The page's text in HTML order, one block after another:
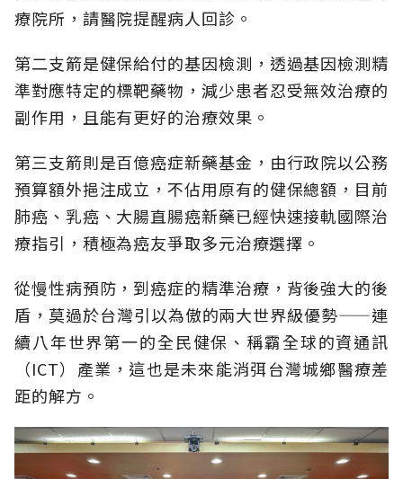
療院所，請醫院提醒病人回診。
第二支箭是健保給付的基因檢測，透過基因檢測精
準對應特定的標靶藥物，減少患者忍受無效治療的
副作用，且能有更好的治療效果。
第三支箭則是百億癌症新藥基金，由行政院以公務
預算額外挹注成立，不佔用原有的健保總額，目前
肺癌、乳癌、大腸直腸癌新藥已經快速接軌國際治
療指引，積極為癌友爭取多元治療選擇。
從慢性病預防，到癌症的精準治療，背後強大的後
盾，莫過於台灣引以為傲的兩大世界級優勢——連
續八年世界第一的全民健保、稱霸全球的資通訊
（ICT）產業，這也是未來能消弭台灣城鄉醫療差
距的解方。